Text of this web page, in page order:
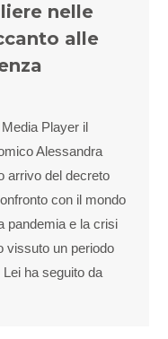
nelle
alle
Player il
Alessandra
arrivo del decreto
con il mondo
pandemia e la crisi
vissuto un periodo
ha seguito da